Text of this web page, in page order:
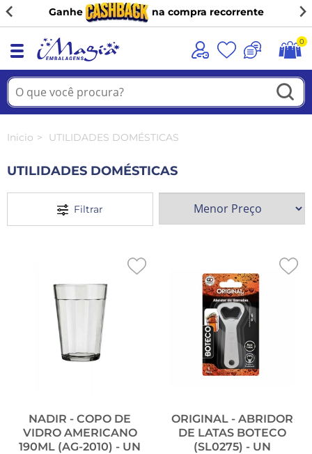
(11) 98944-9091
0
Inicio UTILIDADES DOMÉSTICAS
UTILIDADES DOMÉSTICAS
Filtrar
NADIR - COPO DE
VIDRO AMERICANO
190ML (AG-2010) - UN
ORIGINAL - ABRIDOR
DE LATAS BOTECO
(SL0275) - UN